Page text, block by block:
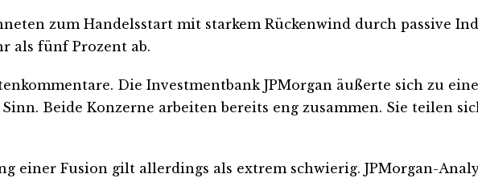
zum Handelsstart mit starkem Rückenwind durch passive
als fünf Prozent ab.
Die Investmentbank JPMorgan äußerte sich zu
Beide Konzerne arbeiten bereits eng zusammen. Sie teilen
einer Fusion gilt allerdings als extrem schwierig. JPMorgan-